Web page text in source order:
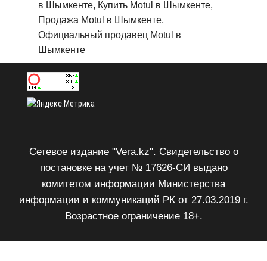
в Шымкенте, Купить Motul в Шымкенте,
Продажа Motul в Шымкенте,
Официальный продавец Motul в
Шымкенте
Сетевое издание "Vera.kz". Свидетельство о
постановке на учет № 17626-СИ выдано
комитетом информации Министерства
информации и коммуникаций РК от 27.03.2019 г.
Возрастное ограничение 18+.